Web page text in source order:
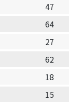
47
64
27
62
18
15